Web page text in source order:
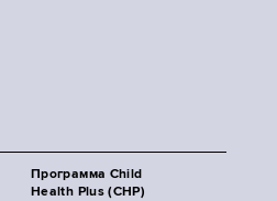
Программа Child
Health Plus (CHP)